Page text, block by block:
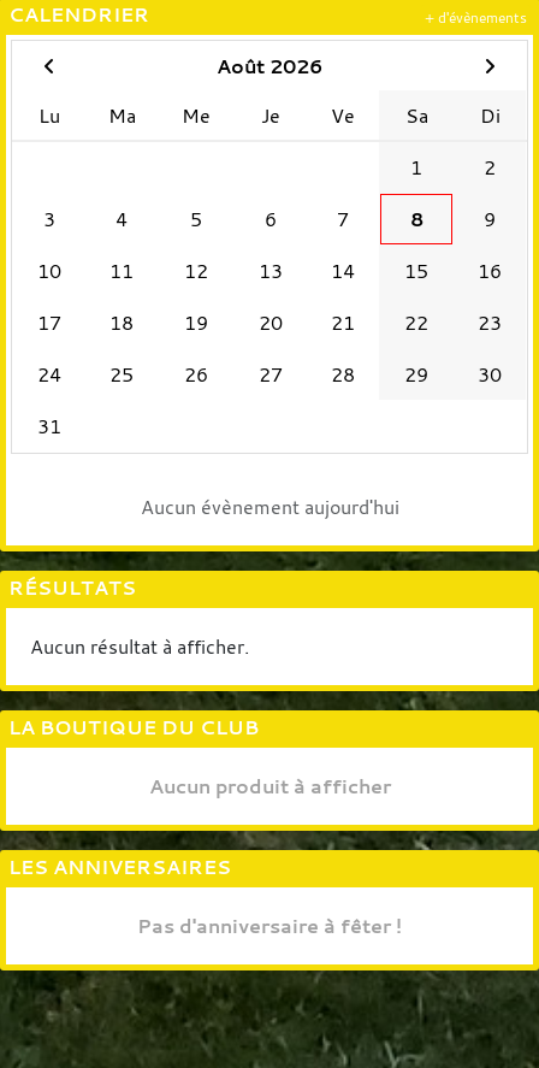
CALENDRIER
Août 2026
Lu
Ma Me Je Ve Sa
Di
1
2
3
4 5 6 7 8
9
10
11 12 13 14 15
16
17
18 19 20 21 22
23
24
25 26 27 28 29
30
31
Aucun évènement aujourd'hui
+ d'évènements
RÉSULTATS
Aucun résultat à afficher.
LA BOUTIQUE DU CLUB
Aucun produit à afficher
LES ANNIVERSAIRES
Pas d'anniversaire à fêter !